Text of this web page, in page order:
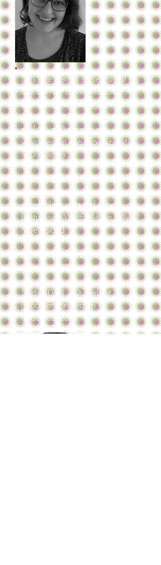
Dr. Linde Defruyt studeerde af als
arts aan de Universiteit Gent in
2016. Ze vervolledigde haar
opleiding tot huisarts in een solo-
praktijk in Oostende en
vervolgens in een groepspraktijk
in Diksmuide.
Naast huisarts is Dr. Defruyt
stagecoördinator voor huisartsen-
in-opleiding en actief in het
bestuur van VEMEHAK en HAWP
Meetjesland.
Dr. Defruyt heeft bijkomende
diploma's ECG en spirometrie.
Sinds 2018 is Dr. Defruyt
geconventioneerd en
geaccrediteerd.